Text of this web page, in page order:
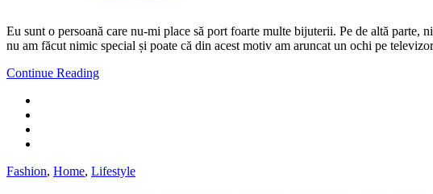
Eu sunt o persoană care nu-mi place să port foarte multe bijuterii. Pe de altă
nu am făcut nimic special și poate că din acest motiv am aruncat un ochi pe
Continue Reading
Fashion, Home, Lifestyle